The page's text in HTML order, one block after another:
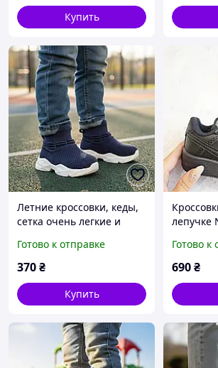
Купить
Летние кроссовки, кеды,
сетка очень легкие и
синие Размер: 19
Готово к отправке
370₴
Купить
лепучке
Готово к
690₴